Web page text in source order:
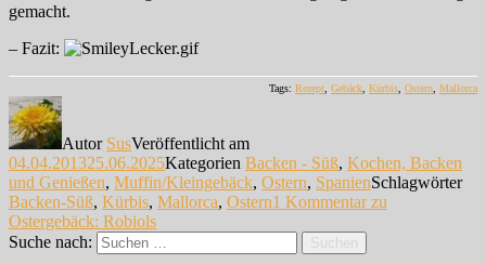
gemacht.
– Fazit:
Tags: Rezept Gebäck Kürbis Ostern Mallorca
Autor SusVeröffentlicht am
04.04.201325.06.2025Kategorien Backen - Süß, Kochen, Backen
und Genießen, Muffin/Kleingebäck, Ostern, SpanienSchlagwörter
Backen-Süß, Kürbis, Mallorca, Ostern1 Kommentarzu
Ostergebäck: Robiols
Suche nach:
Suchen